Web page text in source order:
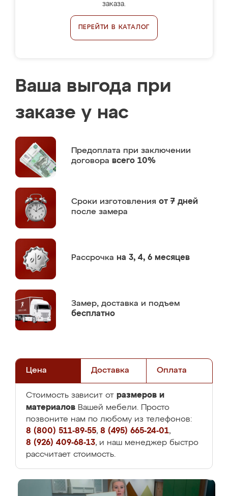
заказа.
ПЕРЕЙТИ В КАТАЛОГ
Ваша выгода при
заказе у нас
Предоплата при заключении
договора всего 10%
Сроки изготовления от 7 дней
после замера
Рассрочка на 3, 4, 6 месяцев
Замер, доставка и подъем
бесплатно
Цена Доставка Оплата
Стоимость зависит от размеров и
материалов Вашей мебели. Просто
позвоните нам по любому из телефонов:
8 (800) 511-89-55, 8 (495) 665-24-01,
8 (926) 409-68-13, и наш менеджер быстро
рассчитает стоимость.